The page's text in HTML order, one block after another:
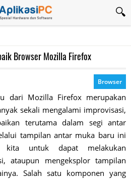
Browser Mozilla Firefox
Browser
dari Mozilla Firefox merupakan
sekali mengalami improvisasi,
terutama dalam segi antar
tampilan antar muka baru ini
kita untuk dapat melakukan
ataupun mengeksplor tampilan
Salah satu komponen yang